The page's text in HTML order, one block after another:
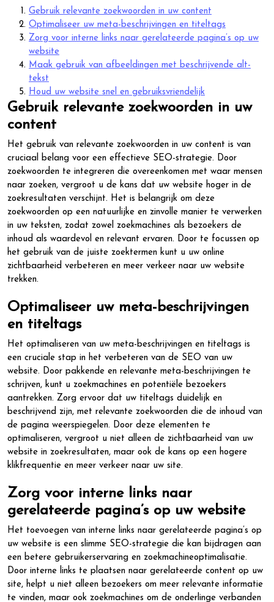
Gebruik relevante zoekwoorden in uw content
Optimaliseer uw meta-beschrijvingen en titeltags
Zorg voor interne links naar gerelateerde pagina’s op uw
website
Maak gebruik van afbeeldingen met beschrijvende alt-
tekst
Houd uw website snel en gebruiksvriendelijk
Gebruik relevante zoekwoorden in uw
content
Het gebruik van relevante zoekwoorden in uw content is van
cruciaal belang voor een effectieve SEO-strategie. Door
zoekwoorden te integreren die overeenkomen met waar mensen
naar zoeken, vergroot u de kans dat uw website hoger in de
zoekresultaten verschijnt. Het is belangrijk om deze
zoekwoorden op een natuurlijke en zinvolle manier te verwerken
in uw teksten, zodat zowel zoekmachines als bezoekers de
inhoud als waardevol en relevant ervaren. Door te focussen op
het gebruik van de juiste zoektermen kunt u uw online
zichtbaarheid verbeteren en meer verkeer naar uw website
trekken.
Optimaliseer uw meta-beschrijvingen
en titeltags
Het optimaliseren van uw meta-beschrijvingen en titeltags is
een cruciale stap in het verbeteren van de SEO van uw
website. Door pakkende en relevante meta-beschrijvingen te
schrijven, kunt u zoekmachines en potentiële bezoekers
aantrekken. Zorg ervoor dat uw titeltags duidelijk en
beschrijvend zijn, met relevante zoekwoorden die de inhoud van
de pagina weerspiegelen. Door deze elementen te
optimaliseren, vergroot u niet alleen de zichtbaarheid van uw
website in zoekresultaten, maar ook de kans op een hogere
klikfrequentie en meer verkeer naar uw site.
Zorg voor interne links naar
gerelateerde pagina’s op uw website
Het toevoegen van interne links naar gerelateerde pagina’s op
uw website is een slimme SEO-strategie die kan bijdragen aan
een betere gebruikerservaring en zoekmachineoptimalisatie.
Door interne links te plaatsen naar gerelateerde content op uw
site, helpt u niet alleen bezoekers om meer relevante informatie
te vinden, maar ook zoekmachines om de onderlinge verbanden